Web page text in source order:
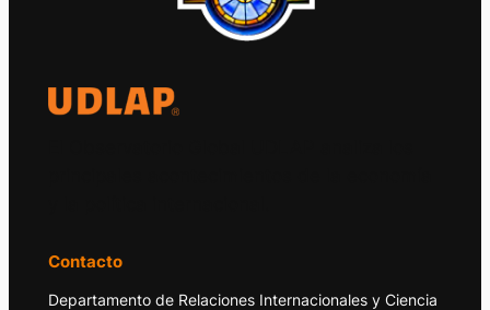
Contacto
Departamento de Relaciones Internacionales y Ciencia